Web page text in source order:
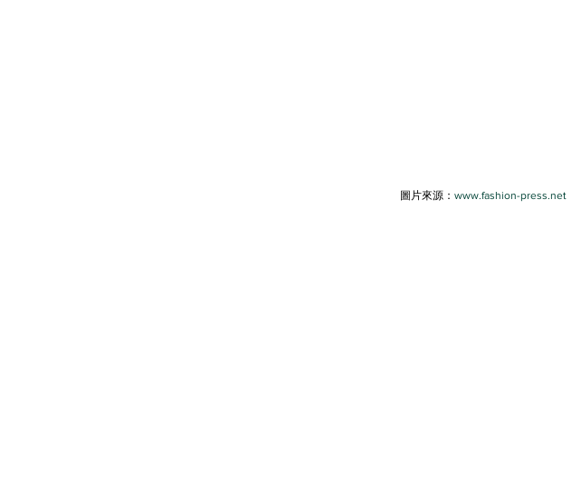
圖片來源： www.fashion-press.net